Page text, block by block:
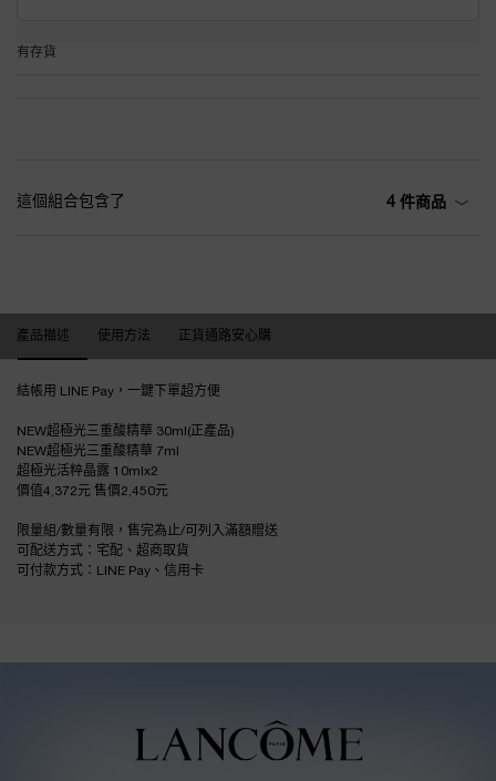
有存貨
這個組合包含了 4 件商品
產品描述
使用方法 正貨通路安心購
結帳用 LINE Pay，一鍵下單超方便
NEW超極光三重酸精華 30ml(正產品)
NEW超極光三重酸精華 7ml
超極光活粹晶露 10mlx2
價值4,372元 售價2,450元
限量組/數量有限，售完為止/可列入滿額贈送
可配送方式：宅配、超商取貨
可付款方式：LINE Pay、信用卡